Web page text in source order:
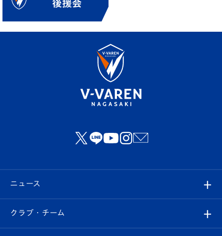
ニュース
すべて
クラブ・チーム